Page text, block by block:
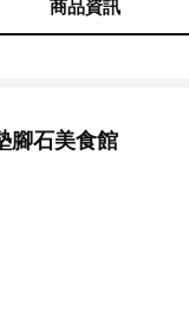
商品資訊
腳石美食館